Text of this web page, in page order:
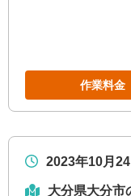
作業料金
2023年10月24
大分県大分市